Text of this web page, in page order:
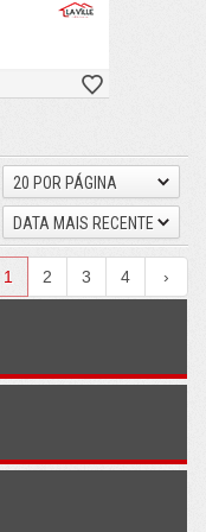
20 POR PÁGINA
DATA MAIS RECENTE
1 2 3 4 ›